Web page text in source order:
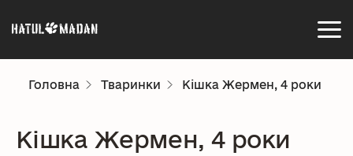
Головна Тваринки Кішка Жермен, 4 роки
Кішка Жермен, 4 роки